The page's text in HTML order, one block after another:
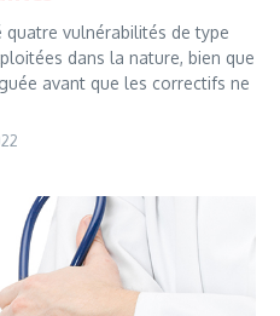
vulnérabilités de type
dans la nature, bien que
avant que les correctifs ne